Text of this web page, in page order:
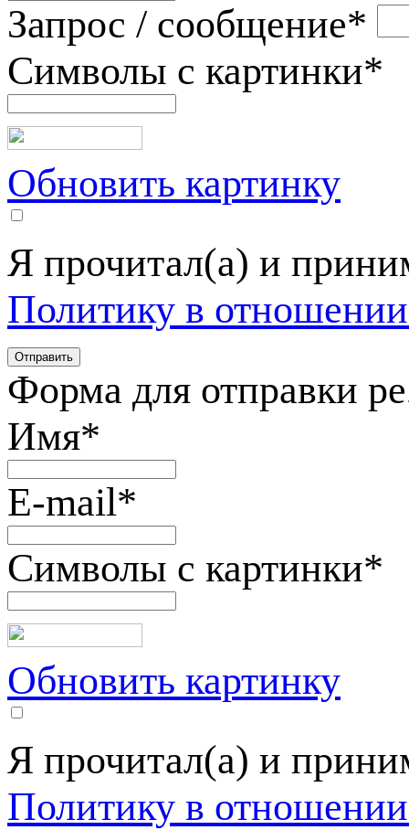
Запрос / сообщение*
Символы с картинки*
Обновить картинку
Я прочитал(а) и
Политику в
Форма для отправки
Имя*
E-mail*
Символы с картинки*
Обновить картинку
Я прочитал(а) и
Политику в